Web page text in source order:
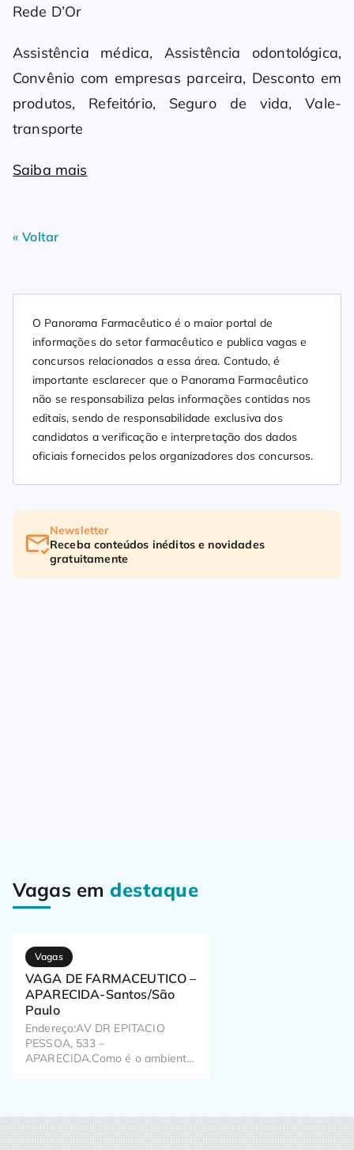
Rede D’Or
Assistência médica, Assistência odontológica,
Convênio com empresas parceira, Desconto em
produtos, Refeitório, Seguro de vida, Vale-
transporte
Saiba mais
« Voltar
O Panorama Farmacêutico é o maior portal de
informações do setor farmacêutico e publica vagas e
concursos relacionados a essa área. Contudo, é
importante esclarecer que o Panorama Farmacêutico
não se responsabiliza pelas informações contidas nos
editais, sendo de responsabilidade exclusiva dos
candidatos a verificação e interpretação dos dados
oficiais fornecidos pelos organizadores dos concursos.
Newsletter
Receba conteúdos inéditos e novidades
gratuitamente
Vagas em destaque
Vagas
VAGA DE FARMACEUTICO –
APARECIDA-Santos/São
Paulo
Endereço:AV DR EPITACIO
PESSOA, 533 –
APARECIDA.Como é o ambiente
Aqui, a gente pensa nisso todos
os dias!Temos em nossa fórmula